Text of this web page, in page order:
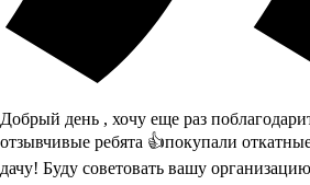
Добрый день , хочу еще раз
отзывчивые ребята 👍покупали
дачу! Буду советовать вашу